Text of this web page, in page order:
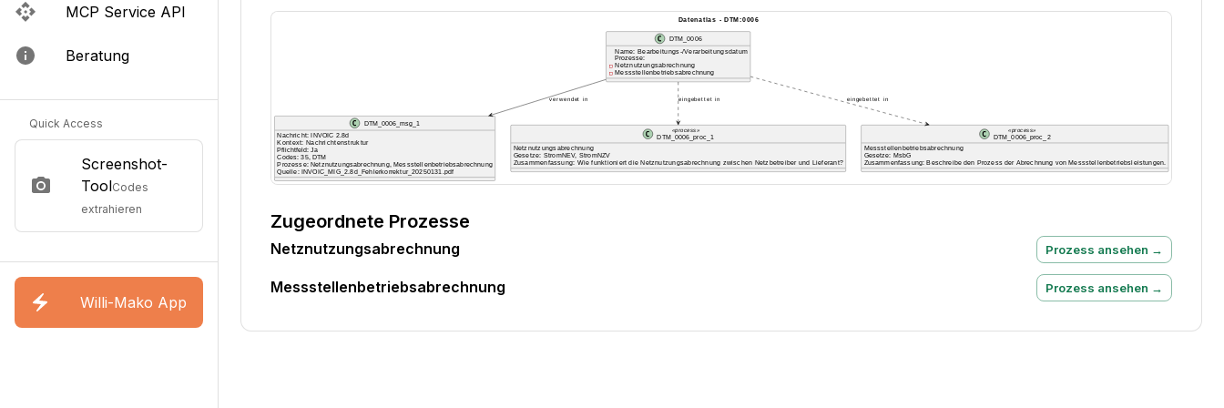
MCP Service API
Beratung
Quick Access
Screenshot-
ToolCodes
extrahieren
Willi-Mako App
Zugeordnete Prozesse
Netznutzungsabrechnung Prozess ansehen →
Messstellenbetriebsabrechnung Prozess ansehen →